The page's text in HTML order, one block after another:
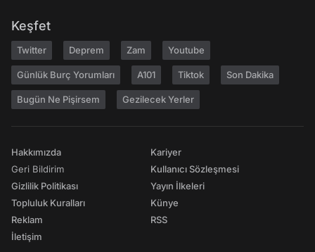
Keşfet
Twitter Deprem Zam Youtube
Günlük Burç Yorumları A101 Tiktok Son Dakika
Bugün Ne Pişirsem Gezilecek Yerler
Hakkımızda
Geri Bildirim
Gizlilik Politikası
Topluluk Kuralları
Reklam
İletişim
Kariyer
Kullanıcı Sözleşmesi
Yayın İlkeleri
Künye
RSS